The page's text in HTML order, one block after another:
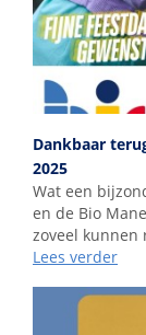
Dankbaar
2025
Wat een
en de Bio
zoveel kunnen
Lees verder